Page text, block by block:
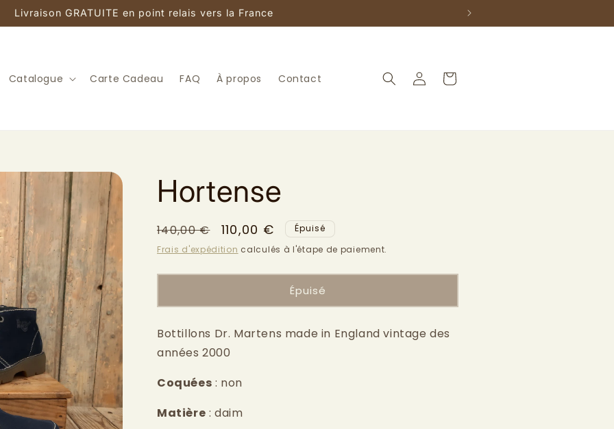
Livraison GRATUITE en point relais vers la France
Catalogue Carte Cadeau FAQ À propos Contact ConnexionPanier
Hortense
Prix
habituel
140,00 €
Prix
promotionnel
110,00 €
Épuisé
Frais d'expédition calculés à l'étape de paiement.
Épuisé
Bottillons Dr. Martens made in England vintage des
années 2000
Coquées : non
Matière : daim